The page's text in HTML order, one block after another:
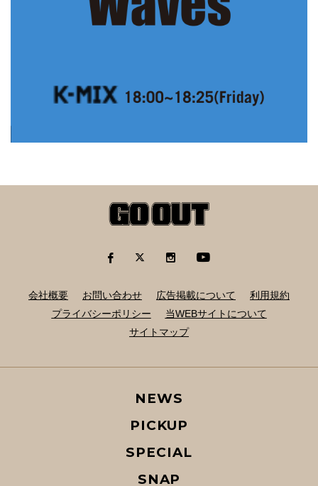
会社概要 お問い合わせ 広告掲載について
利用規約
プライバシーポリシー
当WEBサイトについて
サイトマップ
NEWS
PICKUP
SPECIAL
SNAP